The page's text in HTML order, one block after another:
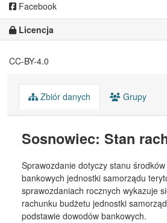
Facebook
Licencja
CC-BY-4.0
Zbiór danych Grupy
Sosnowiec: Stan
Sprawozdanie dotyczy stanu
bankowych jednostki samorządu
sprawozdaniach rocznych wykazuje
rachunku budżetu jednostki
podstawie dowodów bankowych.